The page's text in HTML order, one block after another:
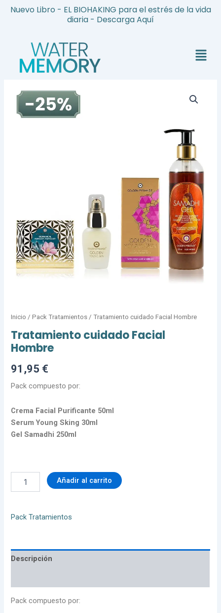
Nuevo Libro - EL BIOHAKING para el estrés de la vida
diaria - Descarga Aquí
Menú
Inicio /Pack Tratamientos / Tratamiento cuidado Facial Hombre
Tratamiento cuidado Facial
Hombre
91,95 €
Pack compuesto por:
Crema Facial Purificante 50ml
Serum Young Sking 30ml
Gel Samadhi 250ml
cuidado
Facial
Hombre
Añadir al carrito
Pack Tratamientos
Descripción
Pack compuesto por: